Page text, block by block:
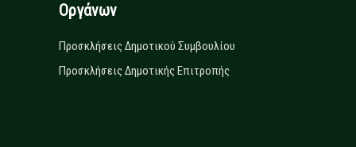
Οργάνων
Προσκλήσεις Δημοτικού Συμβουλίου
Προσκλήσεις Δημοτικής Επιτροπής